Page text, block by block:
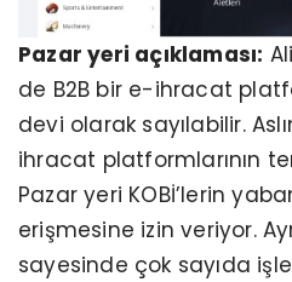
Pazar yeri açıklaması:
de B2B bir e-ihracat
devi olarak sayılabilir.
ihracat platformlarının
Pazar yeri KOBİ’lerin
erişmesine izin veriyor.
sayesinde çok sayıda